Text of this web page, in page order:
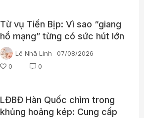
Từ vụ Tiến Bịp: Vì sao “giang
hồ mạng” từng có sức hút lớn
với người xem?
Lê Nhã Linh
07/08/2026
0
0
LĐBĐ Hàn Quốc chìm trong
khủng hoảng kép: Cung cấp